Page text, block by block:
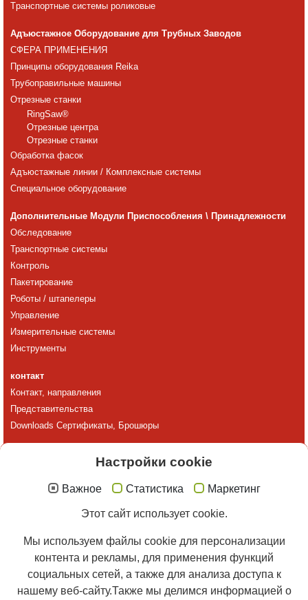
Tранспортные системы роликовые
Адъюстажное Оборудование для Трубных Заводов
СФЕРА ПРИМЕНЕНИЯ
Принципы оборудования Reika
Трубоправильные машины
Отрезные станки
RingSaw®
Отрезные центра
Отрезные станки
Обработка фасок
Адъюстажные линии / Комплексные системы
Специальное оборудование
Дополнительные Модули Приспособления \ Принадлежности
Обследование
Транспортные системы
Контроль
Пакетирование
Роботы / штапелеры
Управление
Измерительные системы
Инструменты
контакт
Контакт, направления
Представительства
Downloads Сертификаты, Брошюры
24-часовая горячая линия
Удаленная диагностика
Настройки cookie
Важное Статистика Маркетинг
Этот сайт использует cookie.
Мы используем файлы cookie для персонализации
контента и рекламы, для применения функций
социальных сетей, а также для анализа доступа к
нашему веб-сайту.Также мы делимся информацией о